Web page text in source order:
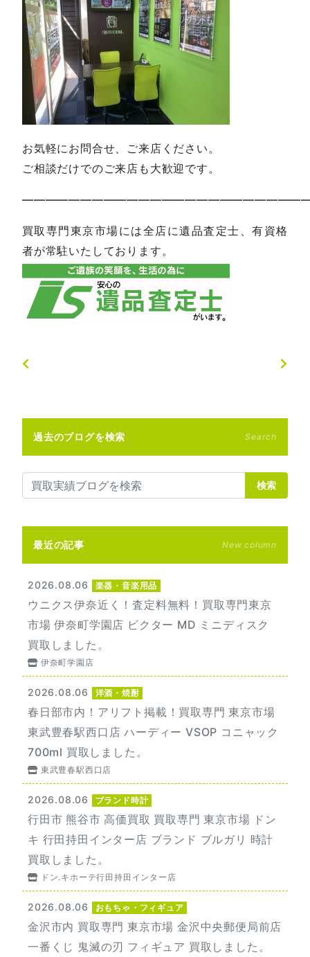
お気軽にお問合せ、ご来店ください。
ご相談だけでのご来店も大歓迎です。
買取専門東京市場には全店に遺品査定士、有資格
者が常駐いたしております。
過去のブログを検索 Search
検索
最近の記事 New column
2026.08.06 楽器・音楽用品
ウニクス伊奈近く！査定料無料！買取専門東京
市場 伊奈町学園店 ビクター MD ミニディスク
買取しました。
伊奈町学園店
2026.08.06 洋酒・焼酎
春日部市内！アリフト掲載！買取専門 東京市場
東武豊春駅西口店 ハーディー VSOP コニャック
700ml 買取しました。
東武豊春駅西口店
2026.08.06 ブランド時計
行田市 熊谷市 高価買取 買取専門 東京市場 ドン
キ 行田持田インター店 ブランド ブルガリ 時計
買取しました。
ドン.キホーテ行田持田インター店
2026.08.06 おもちゃ・フィギュア
金沢市内 買取専門 東京市場 金沢中央郵便局前店
一番くじ 鬼滅の刃 フィギュア 買取しました。